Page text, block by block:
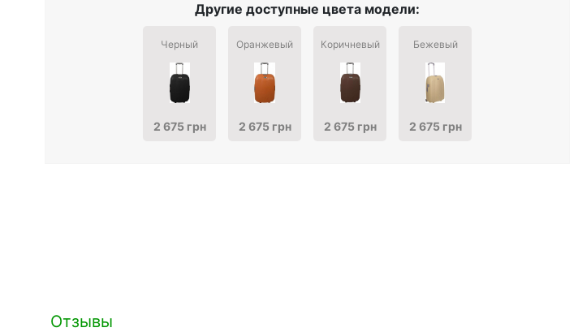
Другие доступные цвета модели:
Черный
2 675 грн
Оранжевый
2 675 грн
Коричневый
2 675 грн
Бежевый
2 675 грн
Отзывы